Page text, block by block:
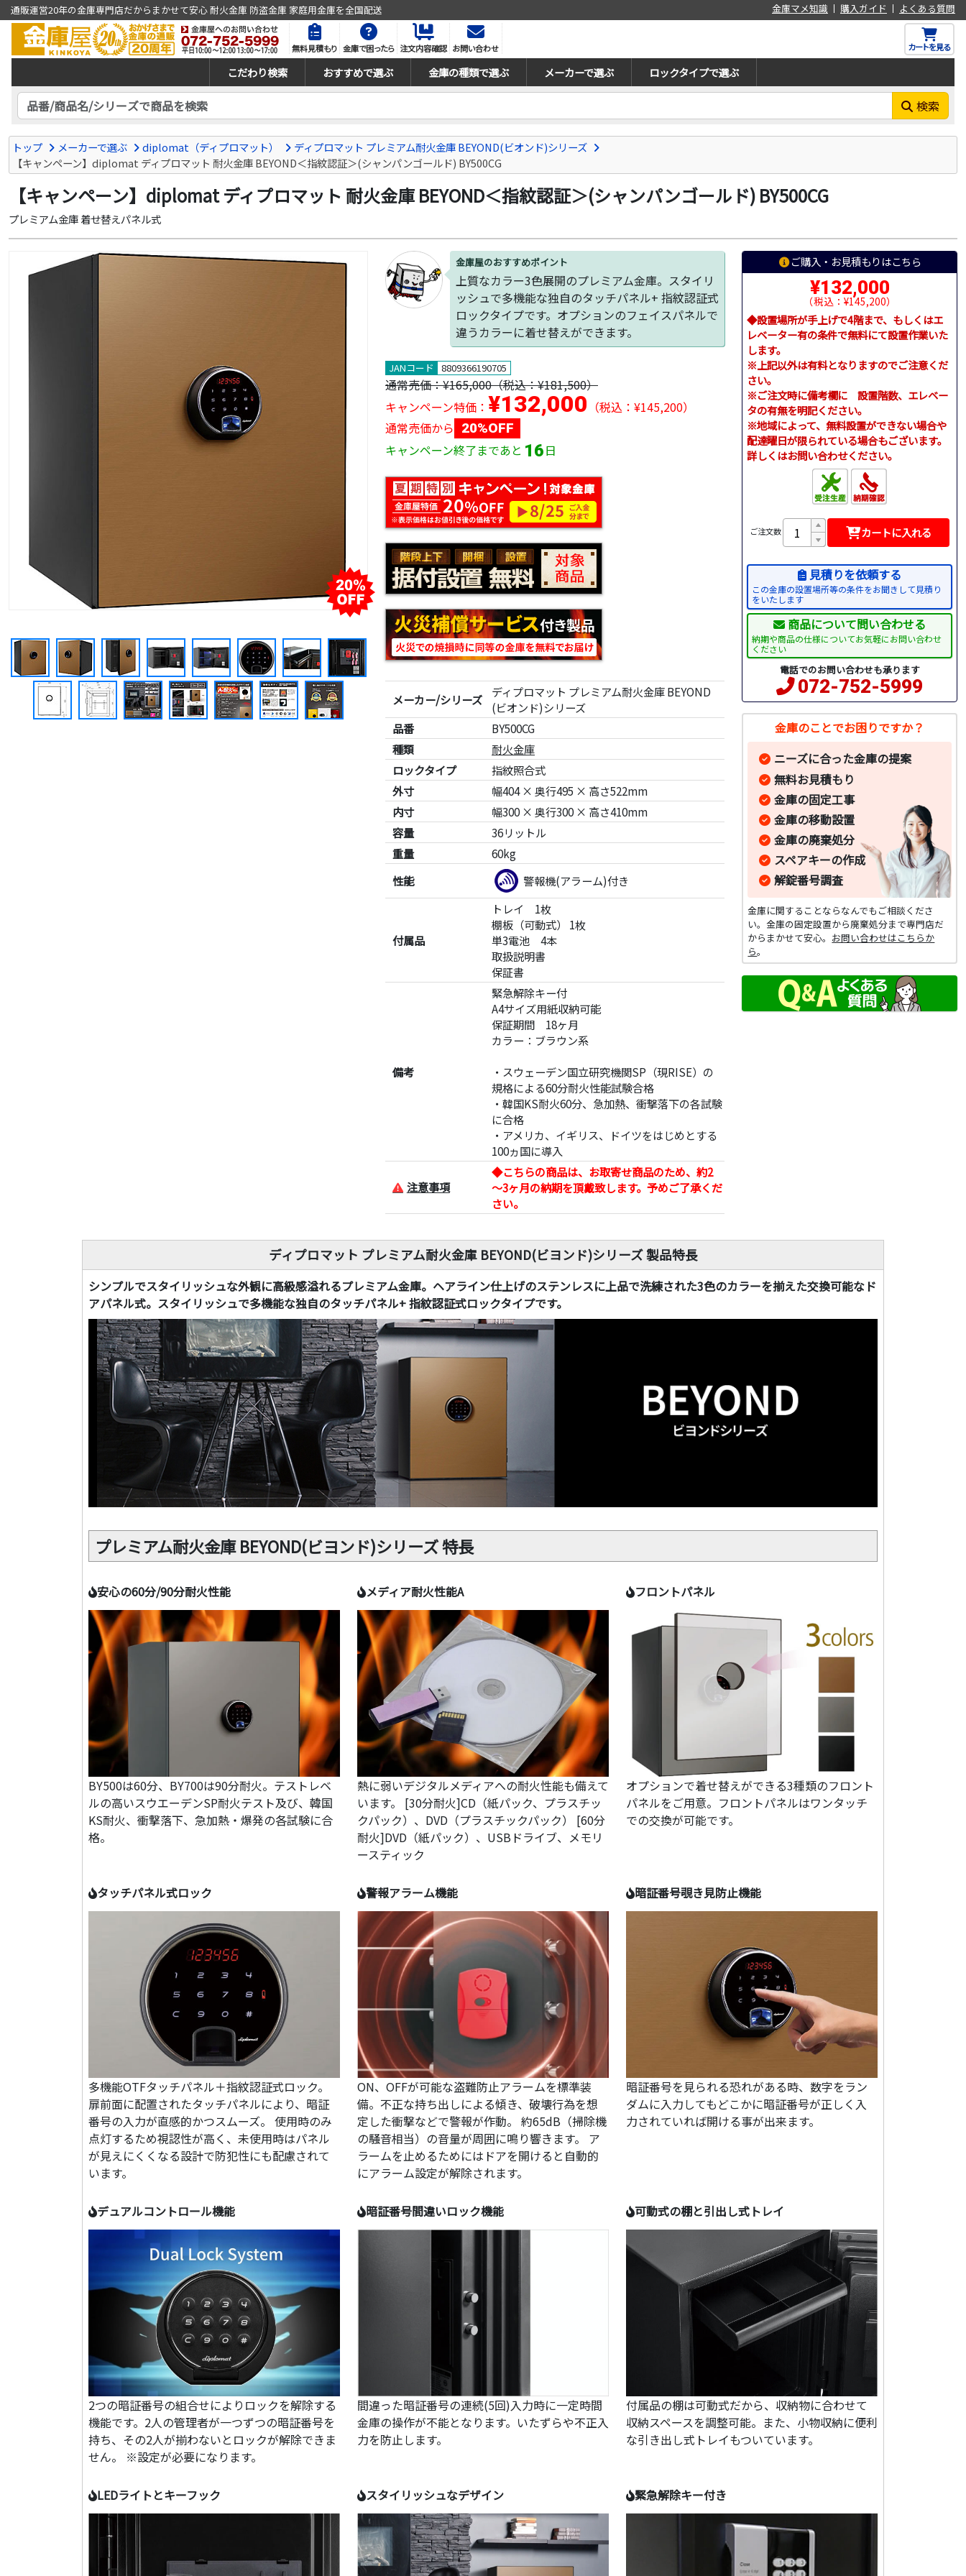
通販運営20年の金庫専門店だからまかせて安心 耐火金庫 防盗金庫 家庭用金庫を全国配送 金庫マメ知識 購入ガイド よくある質問
無料見積もり 金庫で困ったら 注文内容確認 お問い合わせ カートを見る
こだわり検索 おすすめで選ぶ 金庫の種類で選ぶ メーカーで選ぶ ロックタイプで選ぶ
検索
トップ メーカーで選ぶ diplomat（ディプロマット）
ディプロマット プレミアム耐火金庫 BEYOND(ビオンド)シリーズ
【キャンペーン】diplomat ディプロマット 耐火金庫 BEYOND＜指紋認証＞(シャンパンゴールド) BY500CG
【キャンペーン】diplomat ディプロマット 耐火金庫 BEYOND＜指紋認証＞(シャンパンゴールド) BY500CG
プレミアム金庫 着せ替えパネル式
金庫屋のおすすめポイント
上質なカラー3色展開のプレミアム金庫。スタイリ
ッシュで多機能な独自のタッチパネル+ 指紋認証式
ロックタイプです。オプションのフェイスパネルで
違うカラーに着せ替えができます。
JANコード 8809366190705
通常売価：¥165,000（税込：¥181,500）
キャンペーン特価： ¥132,000 （税込：¥145,200）
通常売価から 20%OFF
キャンペーン終了まであと 16日
メーカー/シリーズ
ディプロマット プレミアム耐火金庫 BEYOND
(ビオンド)シリーズ
品番
BY500CG
種類
耐火金庫
ロックタイプ
指紋照合式
外寸
幅404 × 奥行495 × 高さ522mm
内寸
幅300 × 奥行300 × 高さ410mm
容量
36リットル
重量
60kg
性能
警報機(アラーム)付き
付属品
トレイ 1枚
棚板（可動式） 1枚
単3電池 4本
取扱説明書
保証書
備考
緊急解除キー付
A4サイズ用紙収納可能
保証期間 18ヶ月
カラー：ブラウン系
・スウェーデン国立研究機関SP（現RISE）の
規格による60分耐火性能試験合格
・韓国KS耐火60分、急加熱、衝撃落下の各試験
に合格
・アメリカ、イギリス、ドイツをはじめとする
100ヵ国に導入
注意事項
◆こちらの商品は、お取寄せ商品のため、約2
～3ヶ月の納期を頂戴致します。予めご了承くだ
さい。
ご購入・お見積もりはこちら
¥132,000
（税込：¥145,200）
◆設置場所が手上げで4階まで、もしくはエ
レベーター有の条件で無料にて設置作業いた
します。
※上記以外は有料となりますのでご注意くだ
さい。
※ご注文時に備考欄に 設置階数、エレベー
タの有無を明記ください。
※地域によって、無料設置ができない場合や
配達曜日が限られている場合もございます。
詳しくはお問い合わせください。
ご注文数 カートに入れる
見積りを依頼する
この金庫の設置場所等の条件をお聞きして見積り
をいたします
商品について問い合わせる
納期や商品の仕様についてお気軽にお問い合わせ
ください
電話でのお問い合わせも承ります
072-752-5999
金庫のことでお困りですか？
ニーズに合った金庫の提案
無料お見積もり
金庫の固定工事
金庫の移動設置
金庫の廃棄処分
スペアキーの作成
解錠番号調査
金庫に関することならなんでもご相談くださ
い。金庫の固定設置から廃棄処分まで専門店だ
からまかせて安心。 お問い合わせはこちらか
ら。
ディプロマット プレミアム耐火金庫 BEYOND(ビヨンド)シリーズ 製品特長
シンプルでスタイリッシュな外観に高級感溢れるプレミアム金庫。ヘアライン仕上げのステンレスに上品で洗練された3色のカラーを揃えた交換可能なド
アパネル式。スタイリッシュで多機能な独自のタッチパネル+ 指紋認証式ロックタイプです。
プレミアム耐火金庫 BEYOND(ビヨンド)シリーズ 特長
安心の60分/90分耐火性能
BY500は60分、BY700は90分耐火。テストレベ
ルの高いスウエーデンSP耐火テスト及び、韓国
KS耐火、衝撃落下、急加熱・爆発の各試験に合
格。
メディア耐火性能A
熱に弱いデジタルメディアへの耐火性能も備えて
います。 [30分耐火]CD（紙パック、プラスチッ
クパック）、DVD（プラスチックパック） [60分
耐火]DVD（紙パック）、USBドライブ、メモリ
ースティック
フロントパネル
オプションで着せ替えができる3種類のフロント
パネルをご用意。フロントパネルはワンタッチ
での交換が可能です。
タッチパネル式ロック
多機能OTFタッチパネル＋指紋認証式ロック。
扉前面に配置されたタッチパネルにより、暗証
番号の入力が直感的かつスムーズ。 使用時のみ
点灯するため視認性が高く、未使用時はパネル
が見えにくくなる設計で防犯性にも配慮されて
います。
警報アラーム機能
ON、OFFが可能な盗難防止アラームを標準装
備。不正な持ち出しによる傾き、破壊行為を想
定した衝撃などで警報が作動。 約65dB（掃除機
の騒音相当）の音量が周囲に鳴り響きます。 ア
ラームを止めるためにはドアを開けると自動的
にアラーム設定が解除されます。
暗証番号覗き見防止機能
暗証番号を見られる恐れがある時、数字をラン
ダムに入力してもどこかに暗証番号が正しく入
力されていれば開ける事が出来ます。
デュアルコントロール機能
2つの暗証番号の組合せによりロックを解除する
機能です。2人の管理者が一つずつの暗証番号を
持ち、その2人が揃わないとロックが解除できま
せん。 ※設定が必要になります。
暗証番号間違いロック機能
間違った暗証番号の連続(5回)入力時に一定時間
金庫の操作が不能となります。いたずらや不正入
力を防止します。
可動式の棚と引出し式トレイ
付属品の棚は可動式だから、収納物に合わせて
収納スペースを調整可能。また、小物収納に便利
な引き出し式トレイもついています。
LEDライトとキーフック スタイリッシュなデザイン 緊急解除キー付き